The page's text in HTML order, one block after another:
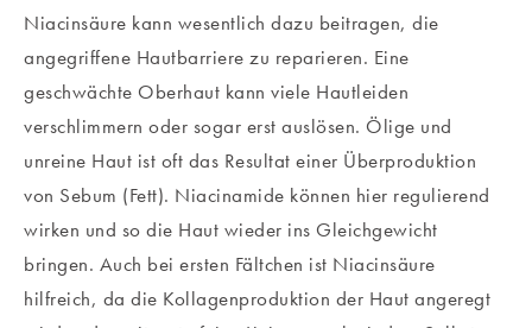
Niacinsäure kann wesentlich dazu beitragen, die
angegriffene Hautbarriere zu reparieren. Eine
geschwächte Oberhaut kann viele Hautleiden
verschlimmern oder sogar erst auslösen. Ölige und
unreine Haut ist oft das Resultat einer Überproduktion
von Sebum (Fett). Niacinamide können hier regulierend
wirken und so die Haut wieder ins Gleichgewicht
bringen. Auch bei ersten Fältchen ist Niacinsäure
hilfreich, da die Kollagenproduktion der Haut angeregt